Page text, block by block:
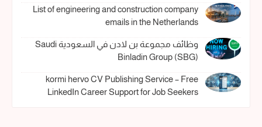
List of engineering and construction company
emails in the Netherlands
وظائف مجموعة بن لادن في السعودية Saudi
Binladin Group (SBG)
kormi hervo CV Publishing Service – Free
LinkedIn Career Support for Job Seekers